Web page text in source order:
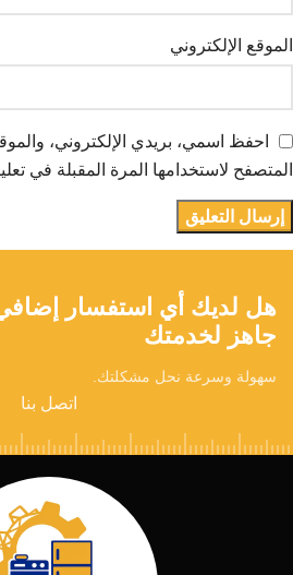
الموقع الإلكتروني
احفظ اسمي، بريدي الإلكتروني،
المتصفح لاستخدامها المرة المقبلة في
هل لديك أي استفسار
جاهز لخدمتك
سهولة وسرعة نحل مشكلتك.
اتصل بنا